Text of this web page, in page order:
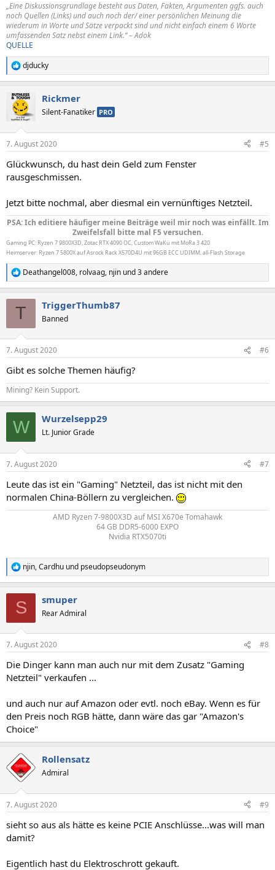
„Eine Diskussionsgrundlage besteht aus Daten, Fakten, Argumenten ggfs. auch
noch Quellen (Links) und auch noch der/ einer persönlichen Meinung die
wiederum in Worte und Sätze verpackt sind und nicht einfach einem 6 Worte
umfassenden Satz nebst einem Link.“ – Adok
QUELLE
R
e
k
t
i
e
:
djducky
Rickmer
Silent-Fanatiker PRO
7. August 2020 #5
Glückwunsch, du hast dein Geld zum Fenster
rausgeschmissen.
Jetzt bitte nochmal, aber diesmal ein vernünftiges Netzteil.
PSA: Ich editiere häufiger meine Beiträge weil mir noch was einfällt. Im
Zweifelsfall bitte mal F5 versuchen.
Gaming PC: Ryzen 7 9800X3D, Zotac RTX 4090 OC, Custom WaKü mit MoRa 3 420
Heimserver: Ryzen 7 5800X auf Asrock Rack X570D4U mit 96GB ECC UDIMM, all-Flash Storage
R
e
e
:
Deathangel008, rolvaag, njin und 3 andere
T TriggerThumb87
Banned
7. August 2020 #6
Gibt es solche Themen häufig?
Mining? Kein Support.
W Wurzelsepp29
Lt. Junior Grade
7. August 2020 #7
Leute das ist ein "Gaming" Netzteil, das ist nicht mit den
normalen China-Böllern zu vergleichen.
AMD Ryzen 7-9800X3D auf MSI X670e Tomahawk
64 GB DDR5-6000 EXPO
Nvidia RTX5070ti
R
e
e
:
njin,Cardhu und pseudopseudonym
S smuper
Rear Admiral
7. August 2020 #8
Die Dinger kann man auch nur mit dem Zusatz "Gaming
Netzteil" verkaufen ...
und auch nur auf Amazon oder evtl. noch eBay. Wenn es für
den Preis noch RGB hätte, dann wäre das gar "Amazon's
Choice"
Rollensatz
Admiral
7. August 2020 #9
sieht so aus als hätte es keine PCIE Anschlüsse...was will man
damit?
Eigentlich hast du Elektroschrott gekauft.